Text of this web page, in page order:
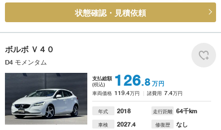
状態確認・見積依頼
ボルボ Ｖ４０
D4 モメンタム
支払総額
(税込)
126.8 万円
車両価格 119.4万円 諸費用 7.4万円
年式 2018 走行距離 64千km
車検 2027.4 修復歴 なし